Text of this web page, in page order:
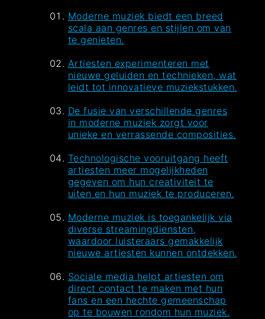
Moderne muziek biedt een breed
scala aan genres en stijlen om van
te genieten.
Artiesten experimenteren met
nieuwe geluiden en technieken, wat
leidt tot innovatieve muziekstukken.
De fusie van verschillende genres
in moderne muziek zorgt voor
unieke en verrassende composities.
Technologische vooruitgang heeft
artiesten meer mogelijkheden
gegeven om hun creativiteit te
uiten en hun muziek te produceren.
Moderne muziek is toegankelijk via
diverse streamingdiensten,
waardoor luisteraars gemakkelijk
nieuwe artiesten kunnen ontdekken.
Sociale media helpt artiesten om
direct contact te maken met hun
fans en een hechte gemeenschap
op te bouwen rondom hun muziek.